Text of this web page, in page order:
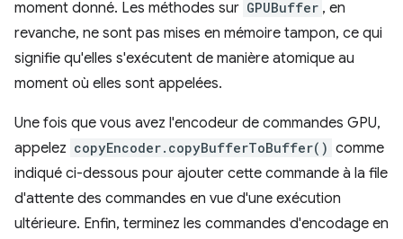
moment donné. Les méthodes sur GPUBuffer , en
revanche, ne sont pas mises en mémoire tampon, ce qui
signifie qu'elles s'exécutent de manière atomique au
moment où elles sont appelées.
Une fois que vous avez l'encodeur de commandes GPU,
appelez copyEncoder.copyBufferToBuffer() comme
indiqué ci-dessous pour ajouter cette commande à la file
d'attente des commandes en vue d'une exécution
ultérieure. Enfin, terminez les commandes d'encodage en